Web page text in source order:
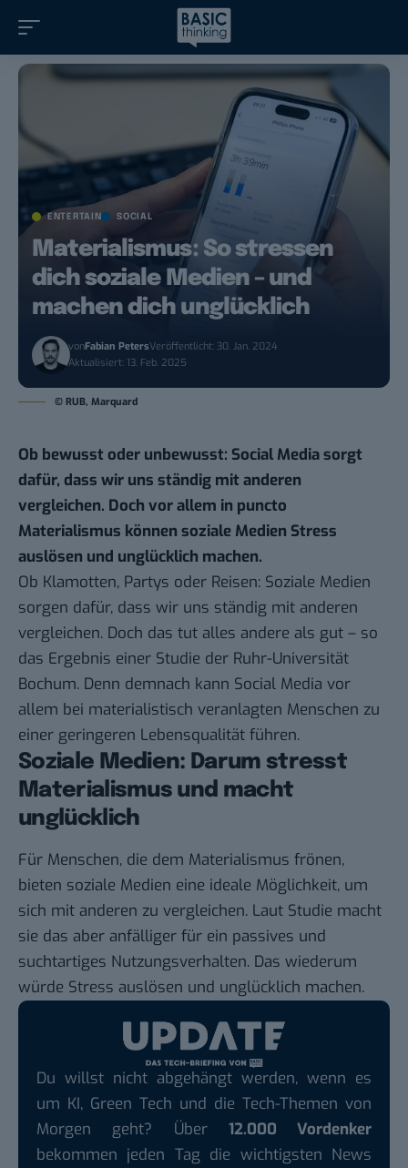
ENTERTAIN SOCIAL
Materialismus: So stressen
dich soziale Medien – und
machen dich unglücklich
vonFabian PetersVeröffentlicht: 30. Jan. 2024
Aktualisiert: 13. Feb. 2025
© RUB, Marquard
Ob bewusst oder unbewusst: Social Media sorgt
dafür, dass wir uns ständig mit anderen
vergleichen. Doch vor allem in puncto
Materialismus können soziale Medien Stress
auslösen und unglücklich machen.
Ob Klamotten, Partys oder Reisen: Soziale Medien
sorgen dafür, dass wir uns ständig mit anderen
vergleichen. Doch das tut alles andere als gut – so
das Ergebnis einer Studie der Ruhr-Universität
Bochum. Denn demnach kann Social Media vor
allem bei materialistisch veranlagten Menschen zu
einer geringeren Lebensqualität führen.
Soziale Medien: Darum stresst
Materialismus und macht
unglücklich
Für Menschen, die dem Materialismus frönen,
bieten soziale Medien eine ideale Möglichkeit, um
sich mit anderen zu vergleichen. Laut Studie macht
sie das aber anfälliger für ein passives und
suchtartiges Nutzungsverhalten. Das wiederum
würde Stress auslösen und unglücklich machen.
Du willst nicht abgehängt werden, wenn es
um KI, Green Tech und die Tech-Themen von
Morgen geht? Über 12.000 Vordenker
bekommen jeden Tag die wichtigsten News